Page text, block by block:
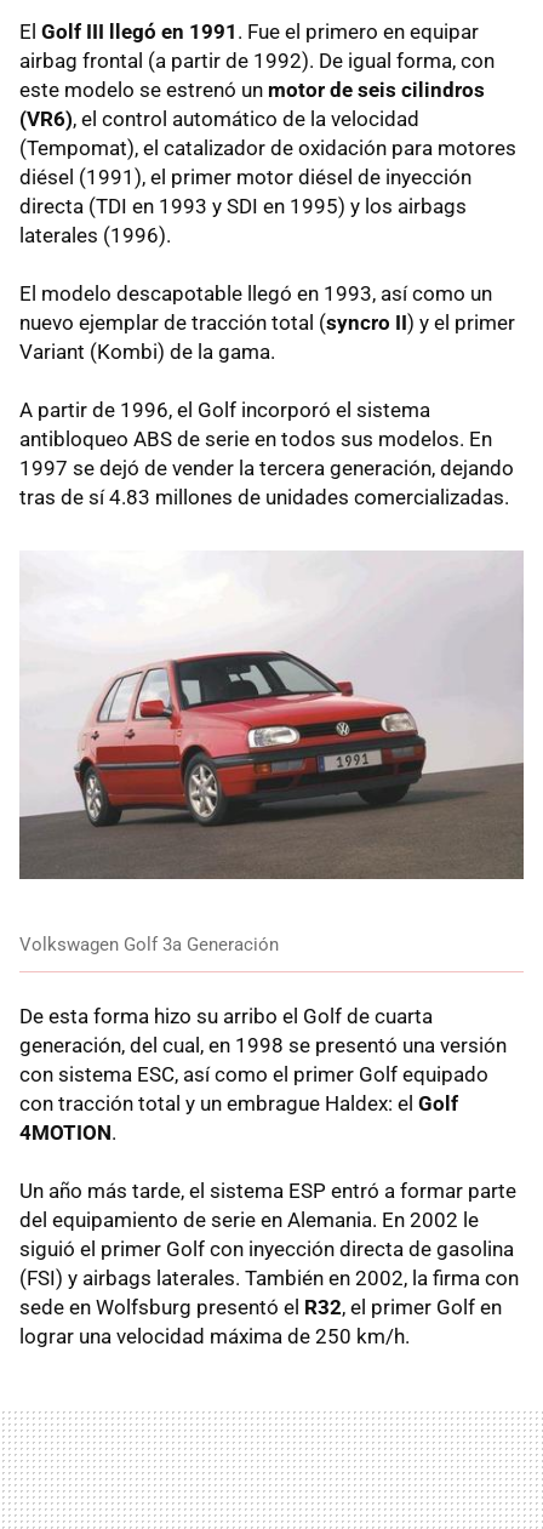
El Golf III llegó en 1991 . Fue el primero en equipar
airbag frontal (a partir de 1992). De igual forma, con
este modelo se estrenó un motor de seis cilindros
(VR6), el control automático de la velocidad
(Tempomat), el catalizador de oxidación para motores
diésel (1991), el primer motor diésel de inyección
directa (TDI en 1993 y SDI en 1995) y los airbags
laterales (1996).
El modelo descapotable llegó en 1993, así como un
nuevo ejemplar de tracción total (syncro II) y el primer
Variant (Kombi) de la gama.
A partir de 1996, el Golf incorporó el sistema
antibloqueo ABS de serie en todos sus modelos. En
1997 se dejó de vender la tercera generación, dejando
tras de sí 4.83 millones de unidades comercializadas.
Volkswagen Golf 3a Generación
De esta forma hizo su arribo el Golf de cuarta
generación, del cual, en 1998 se presentó una versión
con sistema ESC, así como el primer Golf equipado
con tracción total y un embrague Haldex: el Golf
4MOTION.
Un año más tarde, el sistema ESP entró a formar parte
del equipamiento de serie en Alemania. En 2002 le
siguió el primer Golf con inyección directa de gasolina
(FSI) y airbags laterales. También en 2002, la firma con
sede en Wolfsburg presentó el R32, el primer Golf en
lograr una velocidad máxima de 250 km/h.